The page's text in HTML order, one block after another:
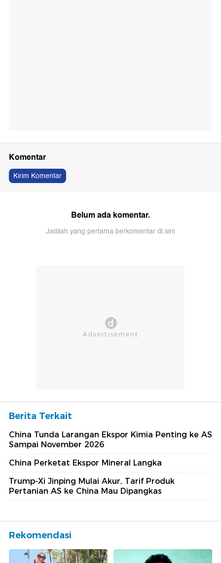
Komentar
Kirim Komentar
Belum ada komentar.
Jadilah yang pertama berkomentar di sini
Berita Terkait
China Tunda Larangan Ekspor Kimia Penting ke AS
Sampai November 2026
China Perketat Ekspor Mineral Langka
Trump-Xi Jinping Mulai Akur, Tarif Produk
Pertanian AS ke China Mau Dipangkas
Rekomendasi